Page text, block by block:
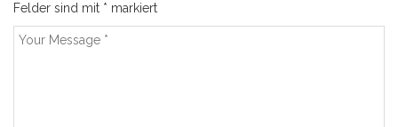
Felder sind mit * markiert